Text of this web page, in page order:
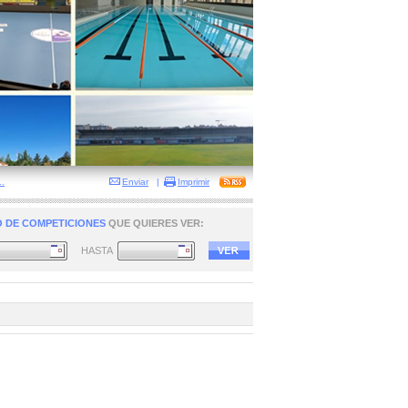
Enviar | Imprimir
DE COMPETICIONES QUE QUIERES VER:
HASTA